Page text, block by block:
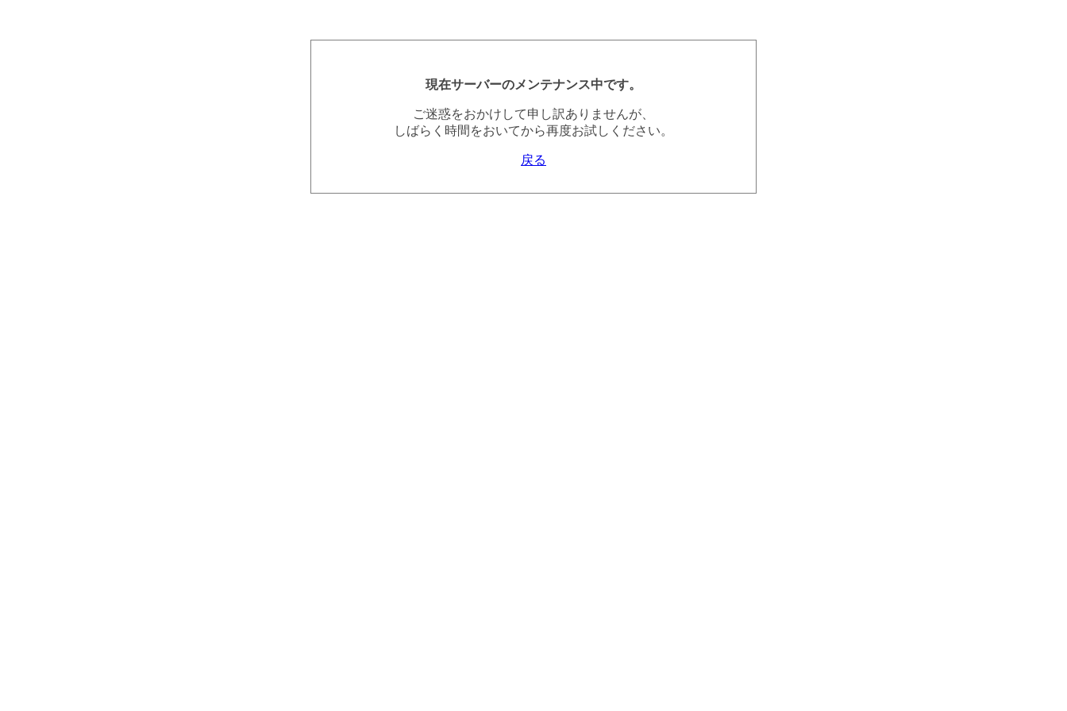
現在サーバーのメンテナンス中です。
ご迷惑をおかけして申し訳ありませんが、
しばらく時間をおいてから再度お試しください。
戻る